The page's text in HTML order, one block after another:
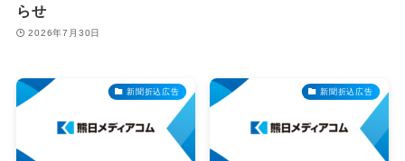
らせ
2026年7月30日
新聞折込広告 新聞折込広告